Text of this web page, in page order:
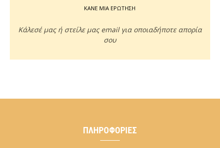
ΚΑΝΕ ΜΙΑ ΕΡΩΤΗΣΗ
Κάλεσέ μας ή στείλε μας email για οποιαδήποτε απορία
σου
ΠΛΗΡΟΦΟΡΊΕΣ